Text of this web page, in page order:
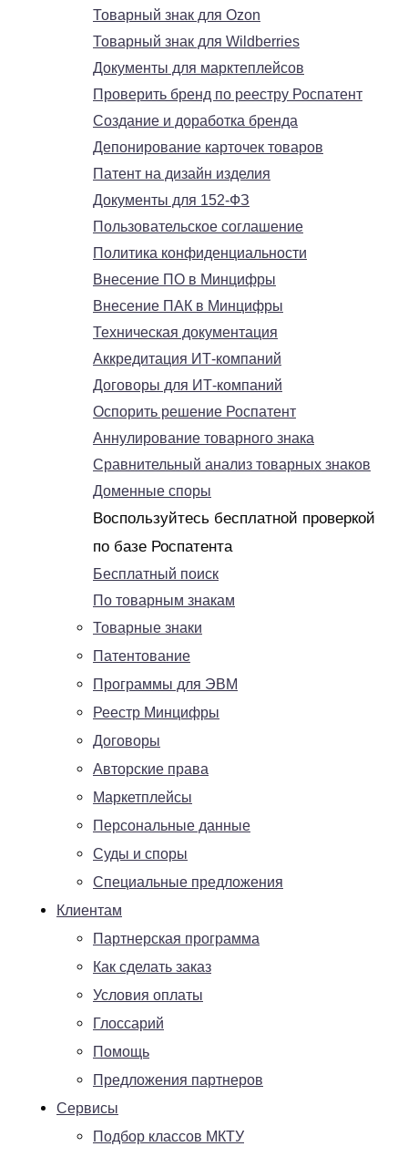
Товарный знак для Ozon
Товарный знак для Wildberries
Документы для марктеплейсов
Проверить бренд по реестру Роспатент
Создание и доработка бренда
Депонирование карточек товаров
Патент на дизайн изделия
Документы для 152-ФЗ
Пользовательское соглашение
Политика конфиденциальности
Внесение ПО в Минцифры
Внесение ПАК в Минцифры
Техническая документация
Аккредитация ИТ-компаний
Договоры для ИТ-компаний
Оспорить решение Роспатент
Аннулирование товарного знака
Сравнительный анализ товарных знаков
Доменные споры
Воспользуйтесь бесплатной проверкой
по базе Роспатента
Бесплатный поиск
По товарным знакам
Товарные знаки
Патентование
Программы для ЭВМ
Реестр Минцифры
Договоры
Авторские права
Маркетплейсы
Персональные данные
Суды и споры
Специальные предложения
Клиентам
Партнерская программа
Как сделать заказ
Условия оплаты
Глоссарий
Помощь
Предложения партнеров
Сервисы
Подбор классов МКТУ